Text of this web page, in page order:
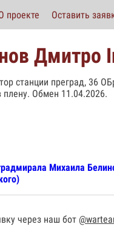
проекте Оставить
Дмитро
станции преград, 36
Обмен 11.04.2026.
Михаила
через наш бот